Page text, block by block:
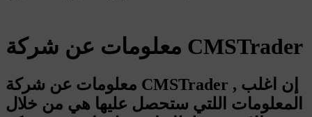
معلومات عن شركة CMSTrader
معلومات عن شركة CMSTrader , إن اغلب
المعلومات اللتي ستحصل عليها هي من خلال